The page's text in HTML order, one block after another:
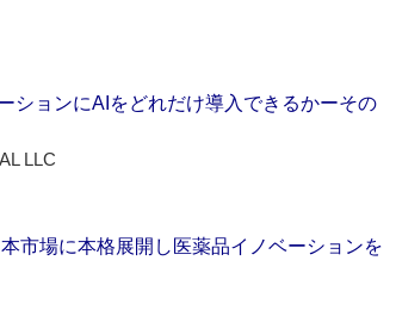
ションにAIをどれだけ導入できるかーその
LLC
市場に本格展開し医薬品イノベーションを